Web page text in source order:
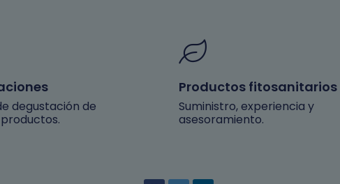
degustación de
Productos fitosanitarios
Suministro, experiencia y
asesoramiento.